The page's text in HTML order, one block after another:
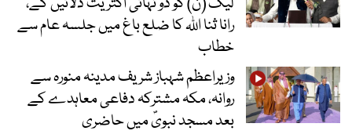
رانا ثنا اللہ کا ضلع باغ میں جلسہ عام سے
خطاب
وزیراعظم شہباز شریف مدینہ منورہ سے
روانہ، مکہ مشترکہ دفاعی معاہدے کے
بعد مسجد نبویؐ میں حاضری